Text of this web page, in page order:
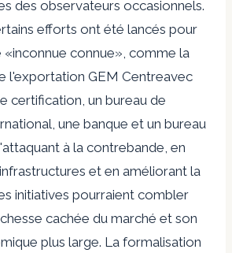
des observateurs occasionnels.
efforts ont été lancés pour
connue», comme la
l'exportation GEM Centreavec
certification, un bureau de
une banque et un bureau
à la contrebande, en
et en améliorant la
initiatives pourraient combler
cachée du marché et son
plus large. La formalisation